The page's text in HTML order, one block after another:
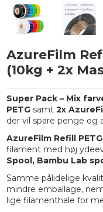
AzureFilm
(10kg + 2x
Super Pack – Mix
PETG samt 2x
der vil spare penge og
AzureFilm Refill
filament med høj
Spool, Bambu Lab
Samme pålidelige
mindre emballage,
lige filamenthale for